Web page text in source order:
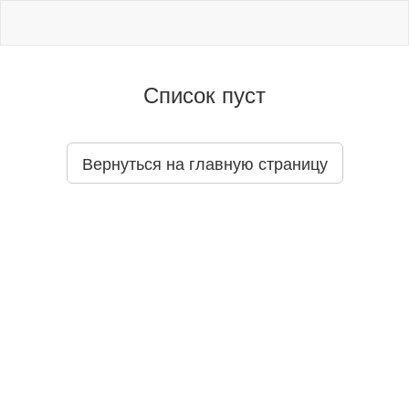
Список пуст
Вернуться на главную страницу